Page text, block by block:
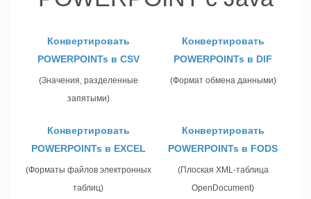
Конвертировать
POWERPOINTs в CSV
(Значения, разделенные
запятыми)
Конвертировать
POWERPOINTs в DIF
(Формат обмена данными)
Конвертировать
POWERPOINTs в EXCEL
(Форматы файлов электронных
таблиц)
Конвертировать
POWERPOINTs в FODS
(Плоская XML-таблица
OpenDocument)